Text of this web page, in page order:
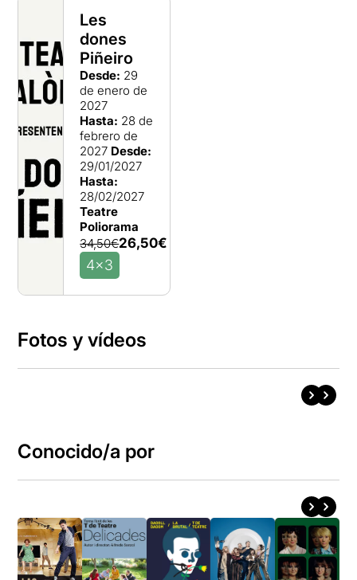
Les
dones
Piñeiro
Desde: 29
de enero de
2027
Hasta: 28 de
febrero de
2027 Desde:
29/01/2027
Hasta:
28/02/2027
Teatre
Poliorama
34,50€26,50€
4x3
Fotos y vídeos
Conocido/a por